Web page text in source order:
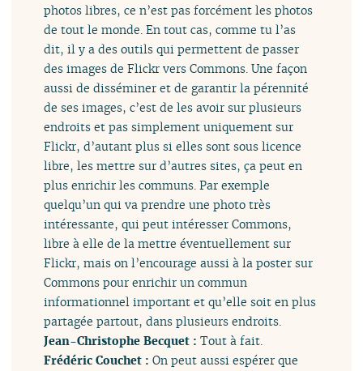
photos libres, ce n’est pas forcément les photos
de tout le monde. En tout cas, comme tu l’as
dit, il y a des outils qui permettent de passer
des images de Flickr vers Commons. Une façon
aussi de disséminer et de garantir la pérennité
de ses images, c’est de les avoir sur plusieurs
endroits et pas simplement uniquement sur
Flickr, d’autant plus si elles sont sous licence
libre, les mettre sur d’autres sites, ça peut en
plus enrichir les communs. Par exemple
quelqu’un qui va prendre une photo très
intéressante, qui peut intéresser Commons,
libre à elle de la mettre éventuellement sur
Flickr, mais on l’encourage aussi à la poster sur
Commons pour enrichir un commun
informationnel important et qu’elle soit en plus
partagée partout, dans plusieurs endroits.
Jean-Christophe Becquet :Tout à fait.
Frédéric Couchet :On peut aussi espérer que